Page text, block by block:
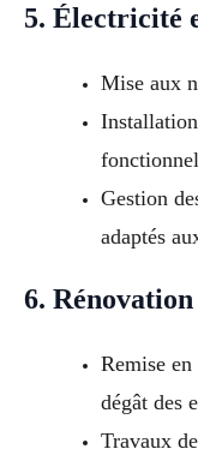
5. Électricité
Mise aux
Gestion
adaptés
6.
Remise
dégât des
Travaux